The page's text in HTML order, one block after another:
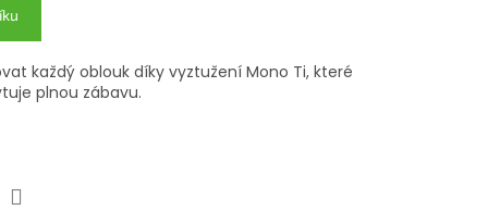
každý oblouk díky vyztužení Mono Ti, které
plnou zábavu.